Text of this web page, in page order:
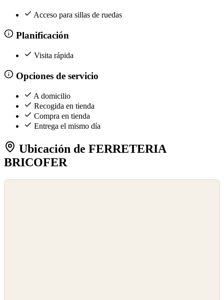
Acceso para sillas de ruedas
Planificación
Visita rápida
Opciones de servicio
A domicilio
Recogida en tienda
Compra en tienda
Entrega el mismo día
Ubicación de FERRETERIA
BRICOFER